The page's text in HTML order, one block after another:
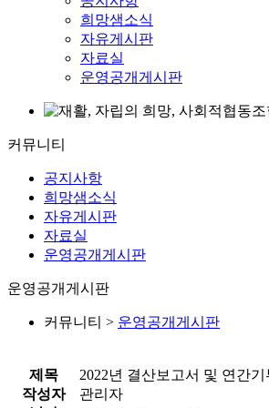
희망샘소식
자유게시판
자료실
운영공개게시판
커뮤니티
공지사항
희망샘소식
자유게시판
자료실
운영공개게시판
운영공개게시판
커뮤니티 > 운영공개게시판
제목
2022년 결산보고서 및 연간
작성자
관리자